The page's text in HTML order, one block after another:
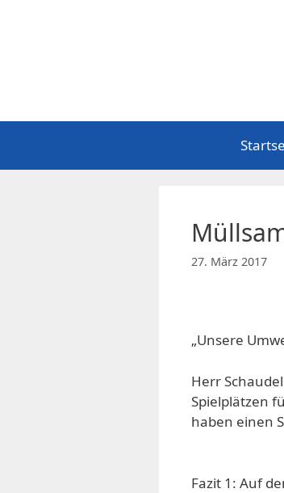
27. März 2017
„Unsere
Herr
Spielplätzen
haben einen
Fazit 1: Auf